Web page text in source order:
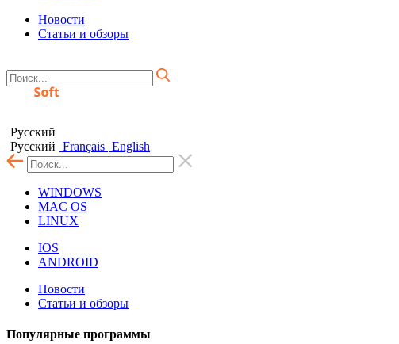
Новости
Статьи и обзоры
Русский
Русский Français English
WINDOWS
MAC OS
LINUX
IOS
ANDROID
Новости
Статьи и обзоры
Популярные программы